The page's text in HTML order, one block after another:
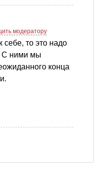
модератору
себе, то это надо
С ними мы
конца